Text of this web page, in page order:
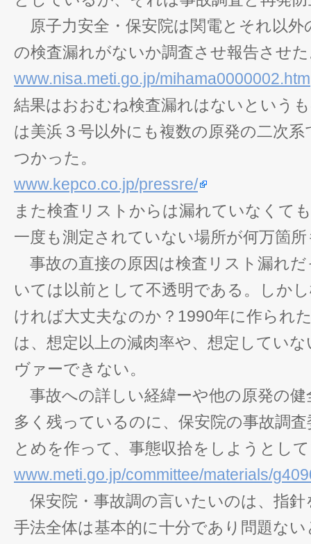
原子力安全・保安院は関電とそれ以外
の検査漏れがないか調査させ報告させ
www.nisa.meti.go.jp/mihama0000002.htm
結果はおおむね検査漏れはないという
は美浜３号以外にも複数の原発の二次
つかった。
www.kepco.co.jp/pressre/
また検査リストからは漏れていなくて
一度も測定されていない場所が何万箇
事故の直接の原因は検査リスト漏れ
いては以前として不透明である。しか
ければ大丈夫なのか？1990年に作られ
は、想定以上の減肉率や、想定してい
ヴァーできない。
事故への詳しい経緯ーや他の原発の健
多く残っているのに、保安院の事故調
とめを作って、事態収拾をしようとし
www.meti.go.jp/committee/materials/
保安院・事故調の言いたいのは、指針
手法全体は基本的に十分であり問題な